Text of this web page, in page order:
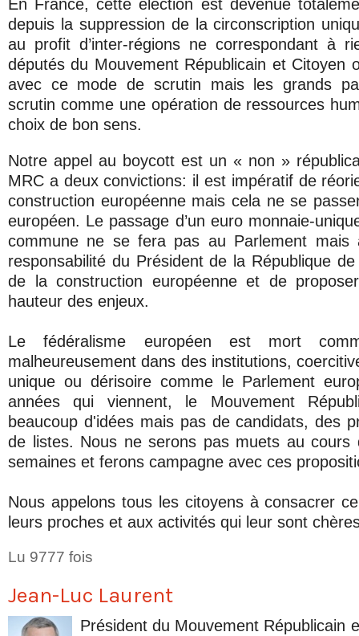
En France, cette élection est devenue
depuis la suppression de la circonscription
au profit d’inter-régions ne correspondant à
députés du Mouvement Républicain et Citoyen
avec ce mode de scrutin mais les grands
scrutin comme une opération de ressources
choix de bon sens.
Notre appel au boycott est un « non »
MRC a deux convictions: il est impératif de
construction européenne mais cela ne se
européen. Le passage d’un euro monnaie-
commune ne se fera pas au Parlement mais
responsabilité du Président de la République
de la construction européenne et de
hauteur des enjeux.
Le fédéralisme européen est mort
malheureusement dans des institutions,
unique ou dérisoire comme le Parlement
années qui viennent, le Mouvement
beaucoup d'idées mais pas de candidats, des
de listes. Nous ne serons pas muets au cours
semaines et ferons campagne avec ces
Nous appelons tous les citoyens à consacrer
leurs proches et aux activités qui leur sont
Lu 9777 fois
Jean-Luc Laurent
Président du Mouvement Républicain